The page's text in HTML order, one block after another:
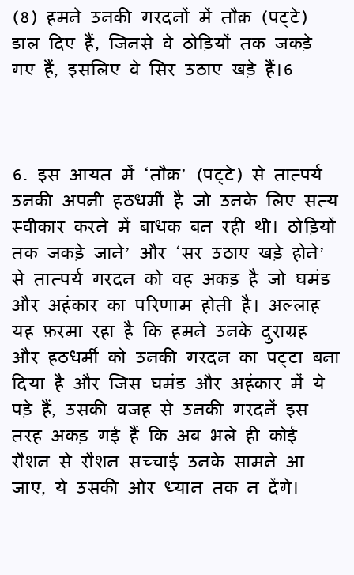
(8) हमने उनकी गरदनों में तौक़ (पट्टे)
डाल दिए हैं, जिनसे वे ठोड़ियों तक जकड़े
गए हैं, इसलिए वे सिर उठाए खड़े हैं।6
6. इस आयत में ‘तौक़’ (पट्टे) से तात्पर्य
उनकी अपनी हठधर्मी है जो उनके लिए सत्य
स्वीकार करने में बाधक बन रही थी। ठोड़ियों
तक जकड़े जाने’ और ‘सर उठाए खड़े होने’
से तात्पर्य गरदन को वह अकड़ है जो घमंड
और अहंकार का परिणाम होती है। अल्लाह
यह फ़रमा रहा है कि हमने उनके दुराग्रह
और हठधर्मी को उनकी गरदन का पट्टा बना
दिया है और जिस घमंड और अहंकार में ये
पड़े हैं, उसकी वजह से उनकी गरदनें इस
तरह अकड़ गई हैं कि अब भले ही कोई
रौशन से रौशन सच्चाई उनके सामने आ
जाए, ये उसकी ओर ध्यान तक न देंगे।